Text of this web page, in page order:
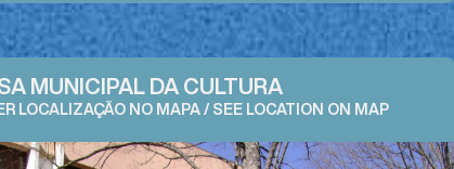
MUNICIPAL DA CULTURA
LOCALIZAÇÃO NO MAPA / SEE LOCATION ON MAP